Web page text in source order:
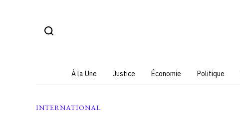
À la Une Justice Économie Politique
INTERNATIONAL